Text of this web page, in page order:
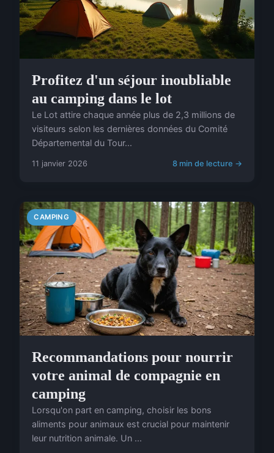
Profitez d'un séjour inoubliable
au camping dans le lot
Le Lot attire chaque année plus de 2,3 millions de
visiteurs selon les dernières données du Comité
Départemental du Tour...
11 janvier 2026 8 min de lecture →
CAMPING
Recommandations pour nourrir
votre animal de compagnie en
camping
Lorsqu'on part en camping, choisir les bons
aliments pour animaux est crucial pour maintenir
leur nutrition animale. Un ...